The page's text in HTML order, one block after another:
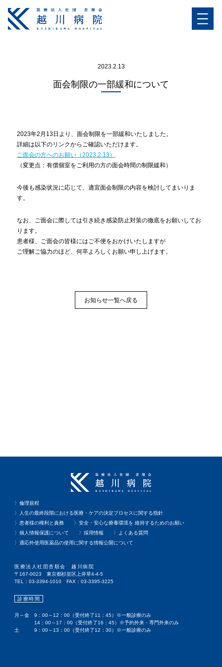
2023.2.13
面会制限の一部緩和について
2023年2月13日より、面会制限を一部緩和いたしました。
詳細は以下のリンクからご確認いただけます。
ご面会の方へのお願い（2023.2.13）
（変更点：有償個室をご利用の方の面会時間の制限緩和）
今後も感染状況に応じて、適宜面会制限の内容を検討してまいりま
す。
なお、ご面会に際しては引き続き感染防止対策の徹底をお願いしてお
ります。
患者様、ご面会の皆様にはご不便をおかけいたしますが
ご理解ご協力のほど、何卒よろしくお願い申し上げます。
お知らせ一覧へ戻る
〉倫理規程
〉人生の最終段階における医療・ケアの決定プロセスに関する指針
〉患者様の権利と責務
〉安全・安心な療養環境を 維持するためのお願い
〉個人情報保護について
〉採用情報
〉よくある質問
〉適応外使用医薬品の使用に関する情報公開について
医療法人社団杏順会 越川病院
〒167-0023 東京都杉並区上井草4-4-5
TEL：03-3394-1010FAX：03-3395-3225
診療時間
月～金
9：00～12：00（受付終了11：45）※一般診療のみ
14：00～17：00（受付終了16：45）※予約外来・専門外来のみ
土
9：00～13：00（受付終了12：30）※一般診療のみ